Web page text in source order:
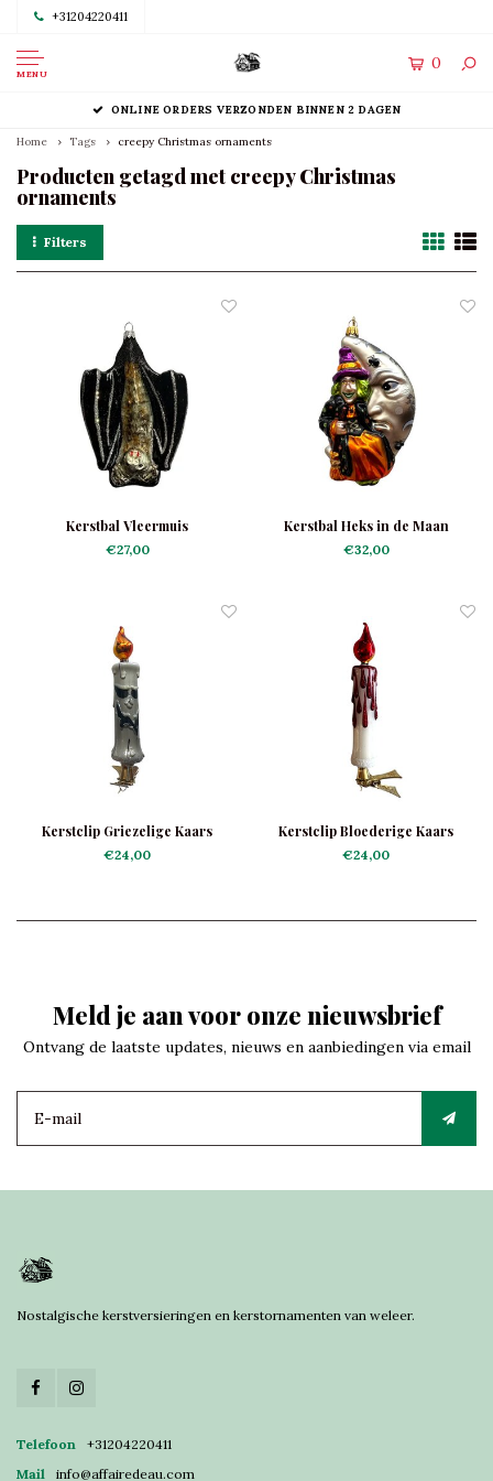
+31204220411
MENU
0
ONLINE ORDERS VERZONDEN BINNEN 2 DAGEN
Home Tags creepy Christmas ornaments
Producten getagd met creepy Christmas
ornaments
Filters
Kerstbal Vleermuis
€27,00
Kerstbal Heks in de Maan
€32,00
Kerstclip Griezelige Kaars
€24,00
Kerstclip Bloederige Kaars
€24,00
Meld je aan voor onze nieuwsbrief
Ontvang de laatste updates, nieuws en aanbiedingen via email
Nostalgische kerstversieringen en kerstornamenten van weleer.
Telefoon
+31204220411
Mail
info@affairedeau.com